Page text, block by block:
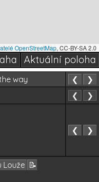
OpenStreetMap, CC-BY-SA 2.0
Aktuální poloha
way ❮
❯
❮ ❯
❮ ❯
Louže 📝